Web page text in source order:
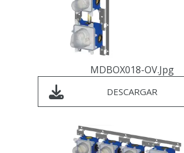
MDBOX018-OV.jpg
DESCARGAR